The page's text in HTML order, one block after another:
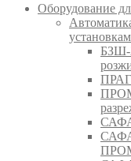
Оборудование
БЗШ-